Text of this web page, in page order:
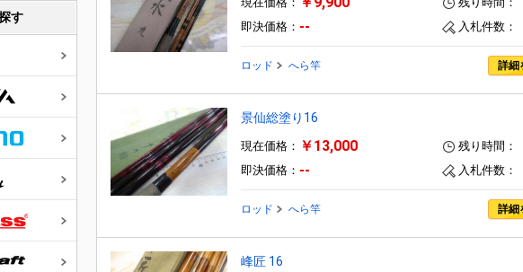
す
即決価格： --
入札件数：
ロッド へら竿 詳細
景仙総塗り16
現在価格： ￥13,000
即決価格： --
残り時間：
入札件数：
ロッド へら竿 詳細
峰匠 16